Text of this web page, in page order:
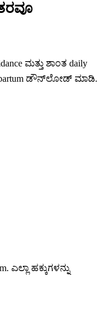
ಮತ್ತು ಶಾಂತ daily
ಡೌನ್‌ಲೋಡ್ ಮಾಡಿ.
ಎಲ್ಲಾ ಹಕ್ಕುಗಳನ್ನು